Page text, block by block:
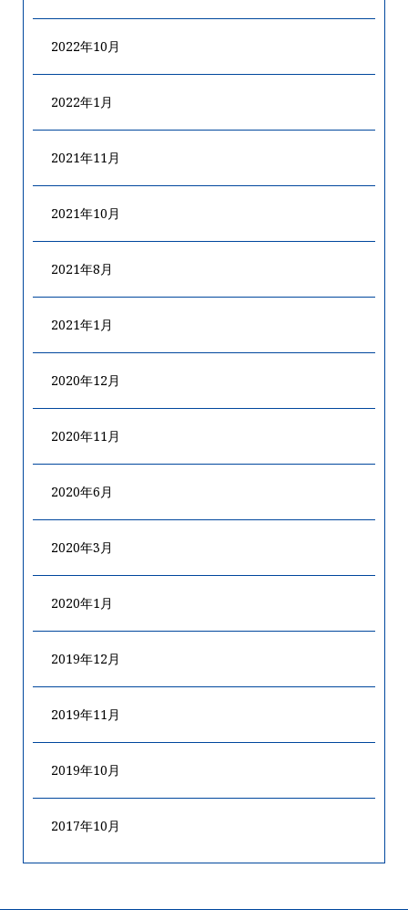
2022年10月
2022年1月
2021年11月
2021年10月
2021年8月
2021年1月
2020年12月
2020年11月
2020年6月
2020年3月
2020年1月
2019年12月
2019年11月
2019年10月
2017年10月